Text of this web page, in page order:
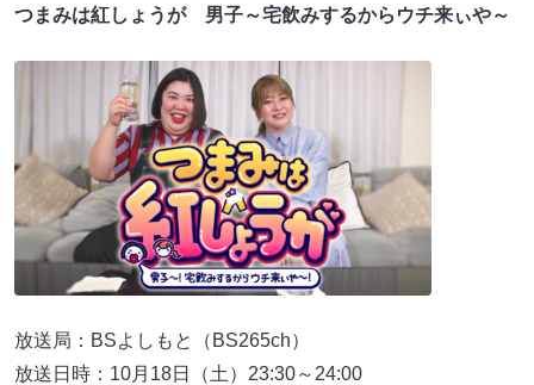
つまみは紅しょうが 男子～宅飲みするからウチ来ぃや～
放送局：BSよしもと（BS265ch）
放送日時：10月18日（土）23:30～24:00